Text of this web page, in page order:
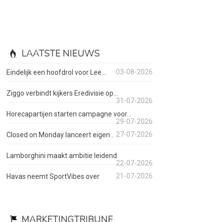
LAATSTE NIEUWS
Eindelijk een hoofdrol voor Lee... 03-08-2026
Ziggo verbindt kijkers Eredivisie op...
31-07-2026
Horecapartijen starten campagne voor...
29-07-2026
Closed on Monday lanceert eigen...
27-07-2026
Lamborghini maakt ambitie leidend
22-07-2026
Havas neemt SportVibes over
21-07-2026
MARKETINGTRIBUNE